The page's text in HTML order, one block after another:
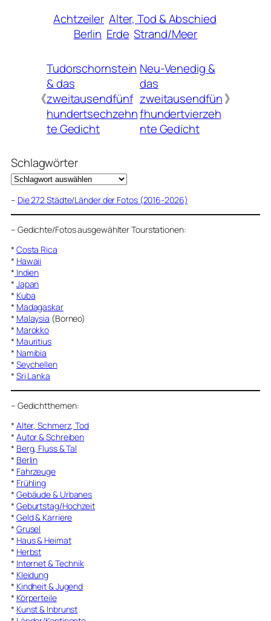
Achtzeiler Alter, Tod & Abschied
Berlin Erde Strand/Meer
《
Tudorschornstein
& das
zweitausendfünf
hundertsechzehn
te Gedicht
Neu-Venedig &
das
zweitausendfün
fhundertvierzeh
nte Gedicht
》
Schlagwörter
– Die 272 Städte/Länder der Fotos (2016-2026)
– Gedichte/Fotos ausgewählter Tourstationen:
* Costa Rica
* Hawaii
* Indien
* Japan
* Kuba
* Madagaskar
* Malaysia (Borneo)
* Marokko
* Mauritius
* Namibia
* Seychellen
* Sri Lanka
– Gedichtthemen:
* Alter, Schmerz, Tod
* Autor & Schreiben
* Berg, Fluss & Tal
* Berlin
* Fahrzeuge
* Frühling
* Gebäude & Urbanes
* Geburtstag/Hochzeit
* Geld & Karriere
* Grusel
* Haus & Heimat
* Herbst
* Internet & Technik
* Kleidung
* Kindheit & Jugend
* Körperteile
* Kunst & Inbrunst